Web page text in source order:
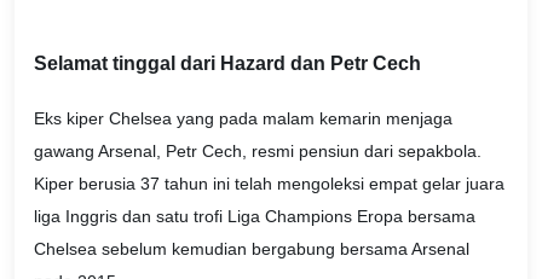
Selamat tinggal dari Hazard dan Petr Cech
Eks kiper Chelsea yang pada malam kemarin menjaga
gawang Arsenal, Petr Cech, resmi pensiun dari sepakbola.
Kiper berusia 37 tahun ini telah mengoleksi empat gelar juara
liga Inggris dan satu trofi Liga Champions Eropa bersama
Chelsea sebelum kemudian bergabung bersama Arsenal